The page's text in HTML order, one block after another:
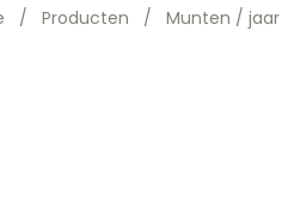
/ Producten / Munten / jaar